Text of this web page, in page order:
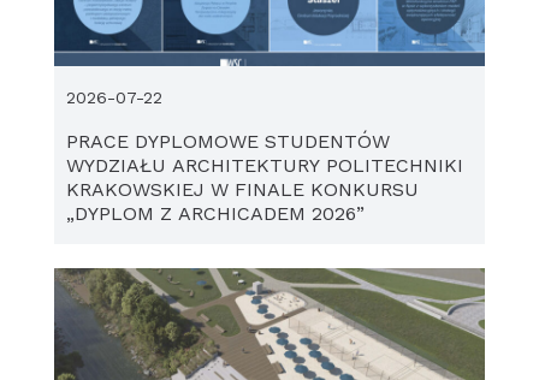
PRACE DYPLOMOWE STUDENTÓW
WYDZIAŁU ARCHITEKTURY POLITECHNIKI
KRAKOWSKIEJ W FINALE KONKURSU
„DYPLOM Z ARCHICADEM 2026”
2026-07-22